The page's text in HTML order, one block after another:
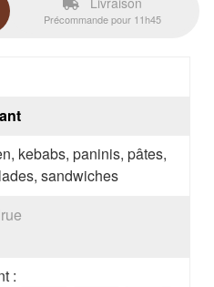
Précommande pour 11h45
kebabs, paninis, pâtes,
sandwiches
: